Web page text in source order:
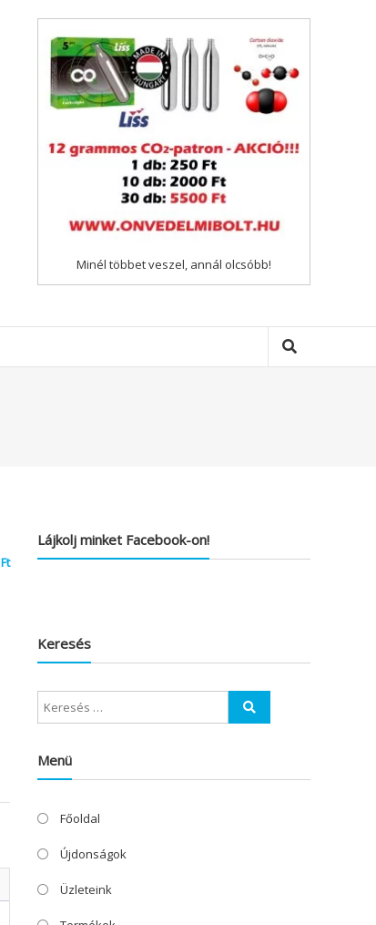
Minél többet veszel, annál olcsóbb!
Ft
Lájkolj minket Facebook-on!
Keresés
Menü
Főoldal
Újdonságok
Üzleteink